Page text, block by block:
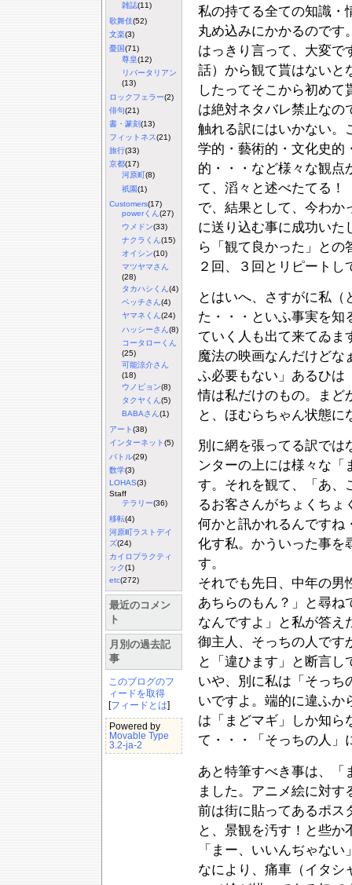
雑誌(11)
歌舞伎(52)
文楽(3)
憂国(71)
尊皇(12)
リバータリアン
(13)
ロックフェラー(2)
俳句(21)
書・篆刻(13)
フィットネス(21)
旅行(33)
京都(17)
河原町 (8)
祇園(1)
Customers(17)
powerくん (27)
ウメドン(33)
ナクラくん (15)
オイシン(10)
マツヤマさん
(28)
タカハシくん(4)
ベッチさん(4)
ヤマネくん(24)
ハッシーさん (8)
コータローくん
(25)
可能涼介さん
(18)
ウノピョン(8)
タクヤくん (5)
BABAさん (1)
アート(38)
インターネット(5)
バトル(29)
数学(3)
LOHAS(3)
Staff
テラリー(36)
移転(4)
河原町ラストデイ
ズ(24)
カイロプラクティ
ック(1)
etc(272)
最近のコメン
ト
月別の過去記
事
このブログのフ
ィードを取得
[フィードとは]
Powered by
Movable Type
3.2-ja-2
私の持てる全ての知識・
丸め込みにかかるのです
はっきり言って、大変で
話）から観て貰はないと
したってそこから初め
は絶対ネタバレ禁止なの
触れる訳にはいかない。
学的・藝術的・文化史的
的・・・など様々な観点
て、滔々と述べたてる！
で、結果として、今わか
に送り込む事に成功いた
ら「観て良かった」と
２回、３回とリピート
とはいへ、さすがに私
た・・・といふ事実を知
ていく人も出て来てゐま
魔法の映画なんだけどな
ふ必要もない」あるひは
情は私だけのもの。まど
と、ほむらちゃん状態に
別に網を張ってる訳では
ンターの上には様々な「
す。それを観て、「あ、
るお客さんがちょくちょ
何かと訊かれるんですね
化す私。かういった事を
す。
それでも先日、中年の男
あちらのもん？」と尋ね
なんですよ」と私が答え
御主人、そっちの人です
と「違ひます」と断言し
いや、別に私は「そっち
いですよ。端的に違ふか
は「まどマギ」しか知ら
て・・・「そっちの人」
あと特筆すべき事は、「
ました。アニメ絵に対
前は街に貼ってあるポス
と、景観を汚す！と些
「まー、いいんぢゃな
なにより、痛車（イタシ